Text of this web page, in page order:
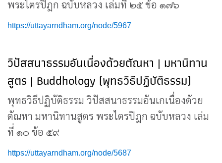
พระไตรปิฎก ฉบับหลวง เล่มที่ ๒๕ ข้อ ๑๗๖
https://uttayarndham.org/node/5967
วิปัสสนาธรรมอันเนื่องด้วยตัณหา | มหานิทาน
สูตร | Buddhology (พุทธวิธีปฏิบัติธรรม)
พุทธวิธีปฏิบัติธรรม วิปัสสนาธรรมอันเกเนื่องด้วย
ตัณหา มหานิทานสูตร พระไตรปิฎก ฉบับหลวง เล่ม
ที่ ๑๐ ข้อ ๕๙
https://uttayarndham.org/node/5687